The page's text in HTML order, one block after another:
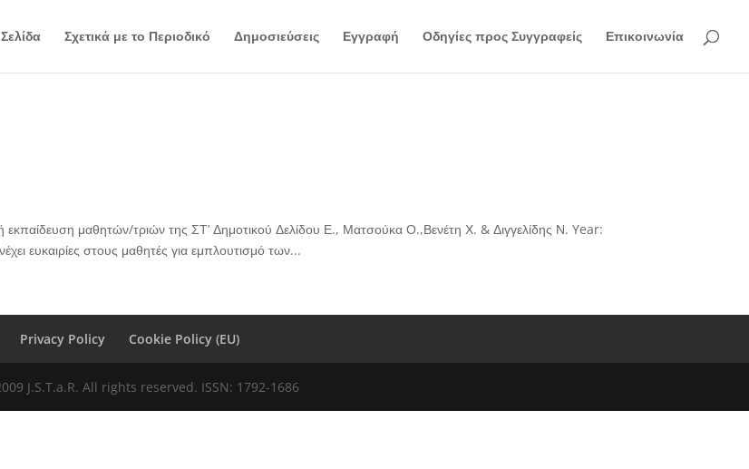
Σχετικά με το Περιοδικό Δημοσιεύσεις Εγγραφή Οδηγίες προς Συγγραφείς Επικοινωνία
εκπαίδευση μαθητών/τριών της ΣΤ’ Δημοτικού Δελίδου Ε., Ματσούκα Ο.,Βενέτη Χ. & Διγγελίδης Ν. Year:
ευκαιρίες στους μαθητές για εμπλουτισμό των...
Privacy Policy Cookie Policy (EU)
J.S.T.a.R. All rights reserved. ISSN: 1792-1686